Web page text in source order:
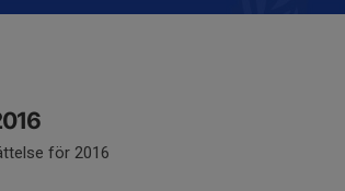
för 2016